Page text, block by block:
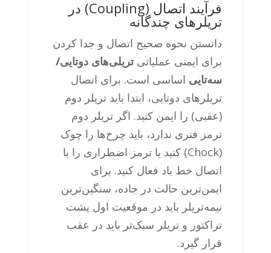
فرآیند اتصال (Coupling) در
تریلرهای چندگانه
دانستن نحوه صحیح اتصال و جدا کردن
برای ایمنی عملیاتی تریلی‌های دوتایی/
سه‌تایی اساسی است. برای اتصال
تریلرهای دوتایی، ابتدا باید تریلر دوم
(عقبی) را ایمن کنید. اگر تریلر دوم
ترمز فنری ندارد، باید چرخ‌ها را چوک
(Chock) کنید یا ترمز اضطراری را با
اتصال خط باد فعال کنید. برای
ایمن‌ترین حالت در جاده، سنگین‌ترین
نیمه‌تریلر باید در موقعیت اول پشت
تراکتور و تریلر سبک‌تر باید در عقب
قرار گیرد.